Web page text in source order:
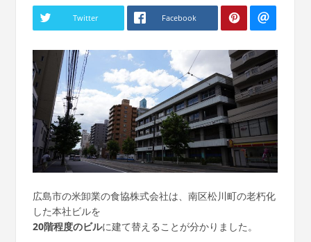
Twitter Facebook
広島市の米卸業の食協株式会社は、南区松川町の老朽化
した本社ビルを
20階程度のビルに建て替えることが分かりました。